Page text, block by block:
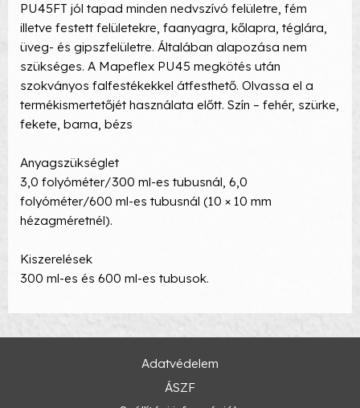
PU45FT jól tapad minden nedvszívó felületre, fém
illetve festett felületekre, faanyagra, kőlapra, téglára,
üveg- és gipszfelületre. Általában alapozása nem
szükséges. A Mapeflex PU45 megkötés után
szokványos falfestékekkel átfesthető. Olvassa el a
termékismertetőjét használata előtt. Szín – fehér, szürke,
fekete, barna, bézs
Anyagszükséglet
3,0 folyóméter/300 ml-es tubusnál, 6,0
folyóméter/600 ml-es tubusnál (10 × 10 mm
hézagméretnél).
Kiszerelések
300 ml-es és 600 ml-es tubusok.
Adatvédelem
ÁSZF